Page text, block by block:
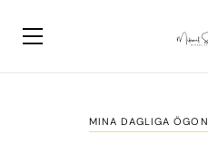
MINA DAGLIGA